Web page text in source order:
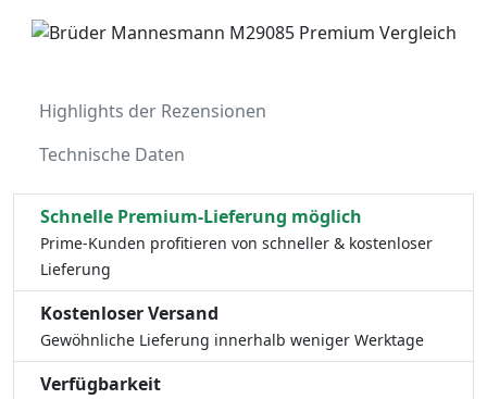
Highlights der Rezensionen
Technische Daten
Schnelle Premium-Lieferung möglich
Prime-Kunden profitieren von schneller & kostenloser
Lieferung
Kostenloser Versand
Gewöhnliche Lieferung innerhalb weniger Werktage
Verfügbarkeit